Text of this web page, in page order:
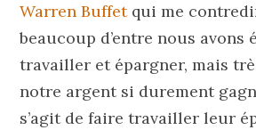
Warren Buffetqui me
beaucoup d’entre nous avons
travailler et épargner, mais
notre argent si durement
s’agit de faire travailler leur